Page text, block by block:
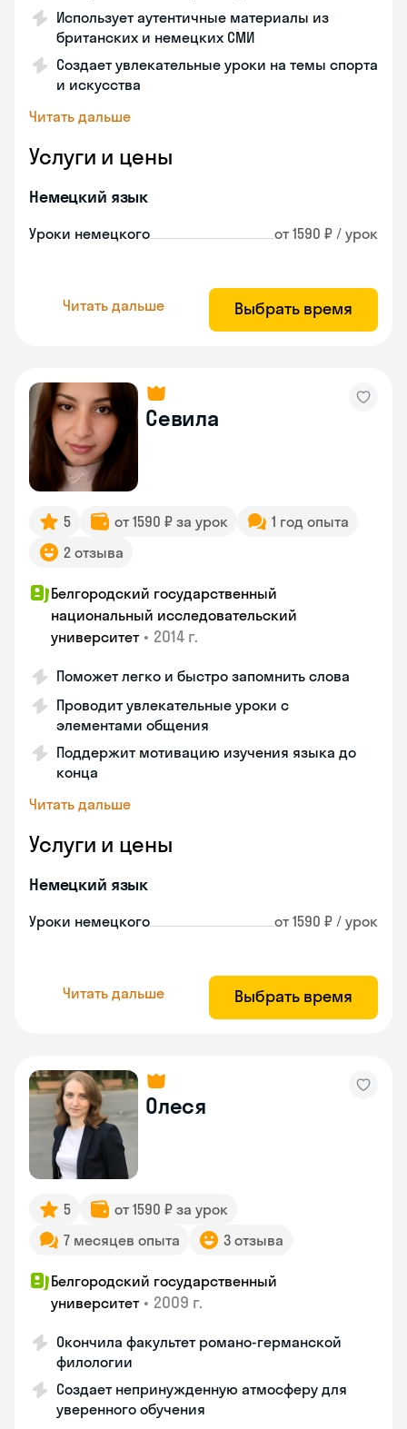
Использует аутентичные материалы из
британских и немецких СМИ
Создает увлекательные уроки на темы спорта
и искусства
Читать дальше
Услуги и цены
Немецкий язык
Уроки немецкого от 1590 ₽ / урок
Читать дальше Выбрать время
Севила
5 от 1590 ₽ за урок
1 год опыта
2 отзыва
Белгородский государственный
национальный исследовательский
университет • 2014 г.
Поможет легко и быстро запомнить слова
Проводит увлекательные уроки с
элементами общения
Поддержит мотивацию изучения языка до
конца
Читать дальше
Услуги и цены
Немецкий язык
Уроки немецкого от 1590 ₽ / урок
Читать дальше Выбрать время
Олеся
5
от 1590 ₽ за урок
7 месяцев опыта
3 отзыва
Белгородский государственный
университет • 2009 г.
Окончила факультет романо-германской
филологии
Создает непринужденную атмосферу для
уверенного обучения